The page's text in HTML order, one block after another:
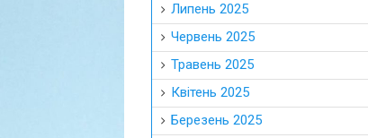
Липень 2025
Червень 2025
Травень 2025
Квітень 2025
Березень 2025